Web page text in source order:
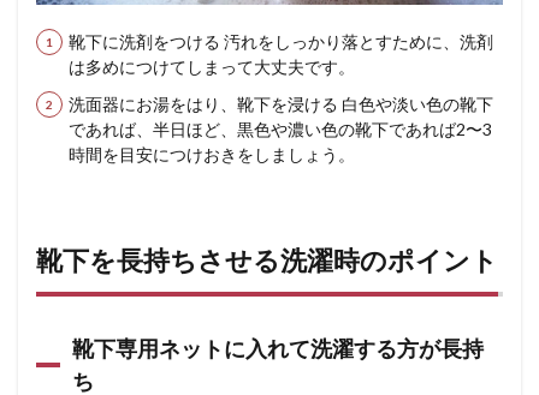
靴下に洗剤をつける 汚れをしっかり落とすために、洗剤
は多めにつけてしまって大丈夫です。
洗面器にお湯をはり、靴下を浸ける 白色や淡い色の靴下
であれば、半日ほど、黒色や濃い色の靴下であれば2〜3
時間を目安につけおきをしましょう。
靴下を長持ちさせる洗濯時のポイント
靴下専用ネットに入れて洗濯する方が長持
ち